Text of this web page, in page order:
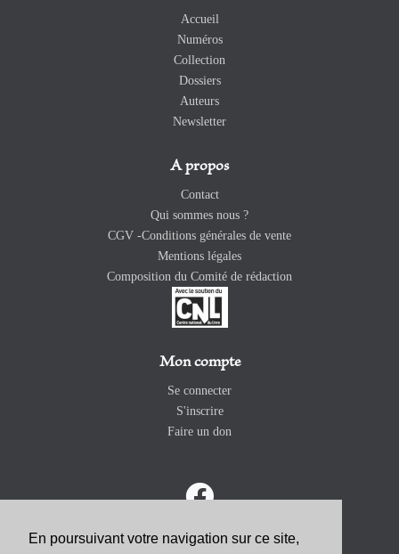
En poursuivant votre navigation sur ce site,
Accueil
Numéros
Collection
Dossiers
Auteurs
Newsletter
A propos
Contact
Qui sommes nous ?
CGV -Conditions générales de vente
Mentions légales
Composition du Comité de rédaction
Mon compte
Se connecter
S'inscrire
Faire un don